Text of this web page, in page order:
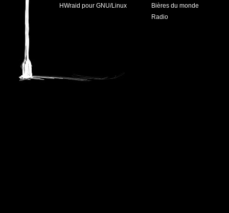
HWraid pour GNU/Linux
Bières du monde
Radio